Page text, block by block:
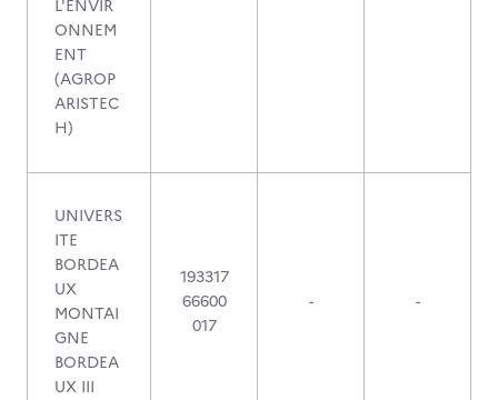
L'ENVIR
ONNEM
ENT
(AGROP
ARISTEC
H)
UNIVERS
ITE
BORDEA
UX
MONTAI
GNE
BORDEA
UX III
193317
66600
017
- -